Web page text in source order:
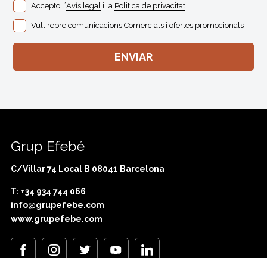
Accepto l´Avís legal i la Politica de privacitat
Vull rebre comunicacions Comercials i ofertes promocionals
Grup Efebé
C/Villar 74 Local B 08041 Barcelona
T: +34 934 744 066
info@grupefebe.com
www.grupefebe.com